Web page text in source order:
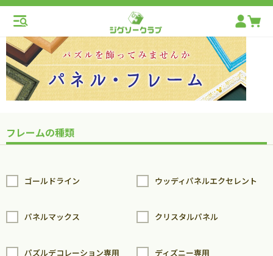
フレームの種類
ゴールドライン ウッディパネルエクセレント
パネルマックス クリスタルパネル
パズルデコレーション専用 ディズニー専用